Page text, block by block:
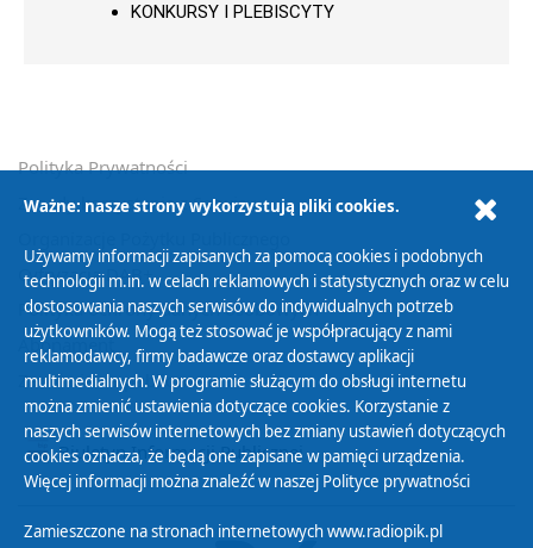
KONKURSY I PLEBISCYTY
Polityka Prywatności
Zasady korzystania z Serwisu
Cyfryzacja DAB+
Polityka ochrony danych osobowych
Abonament
Zamówienia publiczne
Biuletyn Informacji Publicznej
Ważne: nasze strony wykorzystują pliki cookies.
Używamy informacji zapisanych za pomocą cookies i podobnych
technologii m.in. w celach reklamowych i statystycznych oraz w celu
dostosowania naszych serwisów do indywidualnych potrzeb
użytkowników. Mogą też stosować je współpracujący z nami
reklamodawcy, firmy badawcze oraz dostawcy aplikacji
multimedialnych. W programie służącym do obsługi internetu
można zmienić ustawienia dotyczące cookies. Korzystanie z
naszych serwisów internetowych bez zmiany ustawień dotyczących
cookies oznacza, że będą one zapisane w pamięci urządzenia.
Więcej informacji można znaleźć w naszej Polityce prywatności
Zamieszczone na stronach internetowych www.radiopik.pl